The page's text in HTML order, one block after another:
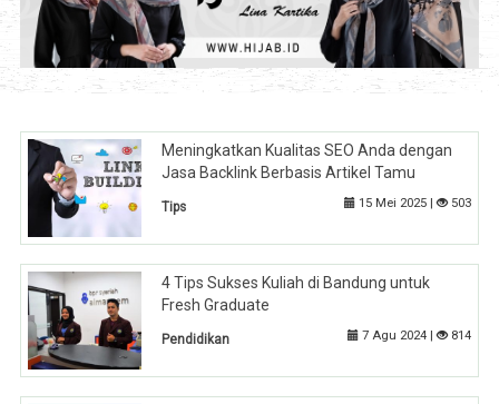
Meningkatkan Kualitas SEO Anda dengan
Jasa Backlink Berbasis Artikel Tamu
Tips 15 Mei 2025 | 503
4 Tips Sukses Kuliah di Bandung untuk
Fresh Graduate
Pendidikan 7 Agu 2024 | 814